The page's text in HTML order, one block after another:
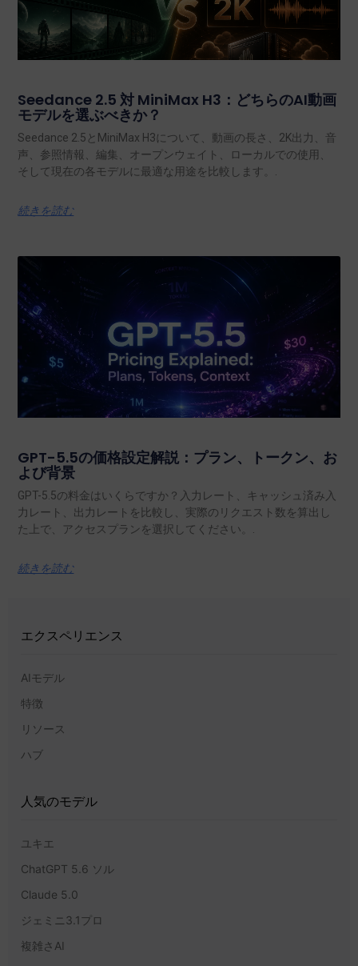
Seedance 2.5 対 MiniMax H3：どちらのAI動画
モデルを選ぶべきか？
Seedance 2.5とMiniMax H3について、動画の長さ、2K出力、音
声、参照情報、編集、オープンウェイト、ローカルでの使用、
そして現在の各モデルに最適な用途を比較します。.
続きを読む
GPT-5.5の価格設定解説：プラン、トークン、お
よび背景
GPT-5.5の料金はいくらですか？入力レート、キャッシュ済み入
力レート、出力レートを比較し、実際のリクエスト数を算出し
た上で、アクセスプランを選択してください。.
続きを読む
エクスペリエンス
AIモデル
特徴
リソース
ハブ
人気のモデル
ユキエ
ChatGPT 5.6 ソル
Claude 5.0
ジェミニ3.1プロ
複雑さAI